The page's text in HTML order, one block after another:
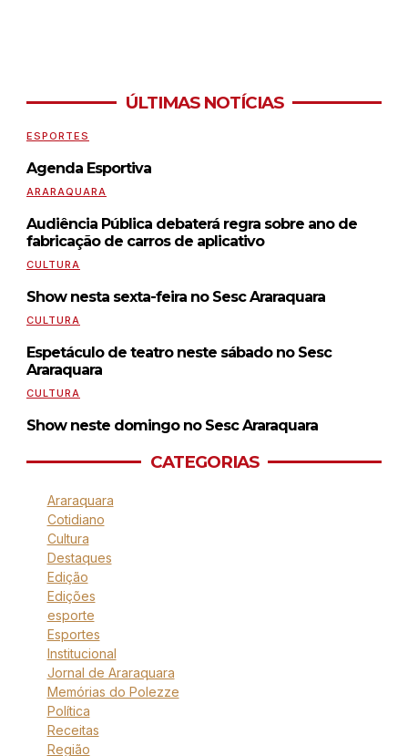
ÚLTIMAS NOTÍCIAS
ESPORTES
Agenda Esportiva
ARARAQUARA
Audiência Pública debaterá regra sobre ano de
fabricação de carros de aplicativo
CULTURA
Show nesta sexta-feira no Sesc Araraquara
CULTURA
Espetáculo de teatro neste sábado no Sesc
Araraquara
CULTURA
Show neste domingo no Sesc Araraquara
CATEGORIAS
Araraquara
Cotidiano
Cultura
Destaques
Edição
Edições
esporte
Esportes
Institucional
Jornal de Araraquara
Memórias do Polezze
Política
Receitas
Região